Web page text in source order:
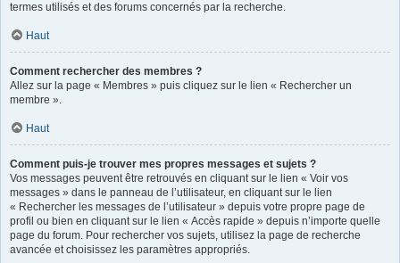
termes utilisés et des forums concernés par la recherche.
Haut
Comment rechercher des membres ?
Allez sur la page « Membres » puis cliquez sur le lien « Rechercher un
membre ».
Haut
Comment puis-je trouver mes propres messages et sujets ?
Vos messages peuvent être retrouvés en cliquant sur le lien « Voir vos
messages » dans le panneau de l’utilisateur, en cliquant sur le lien
« Rechercher les messages de l’utilisateur » depuis votre propre page de
profil ou bien en cliquant sur le lien « Accès rapide » depuis n’importe quelle
page du forum. Pour rechercher vos sujets, utilisez la page de recherche
avancée et choisissez les paramètres appropriés.